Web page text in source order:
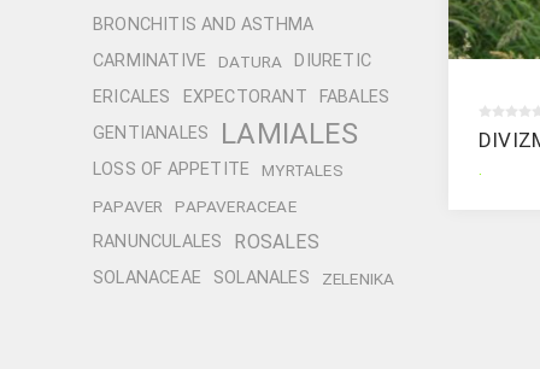
.
BRONCHITIS AND ASTHMA
CARMINATIVE
DATURA
DIURETIC
ERICALES
EXPECTORANT
FABALES
GENTIANALES
LAMIALES
LOSS OF APPETITE
MYRTALES
PAPAVER
PAPAVERACEAE
RANUNCULALES ROSALES
SOLANACEAE SOLANALES ZELENIKA